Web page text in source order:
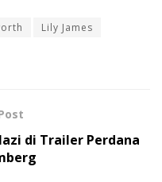
Lily James
di Trailer Perdana